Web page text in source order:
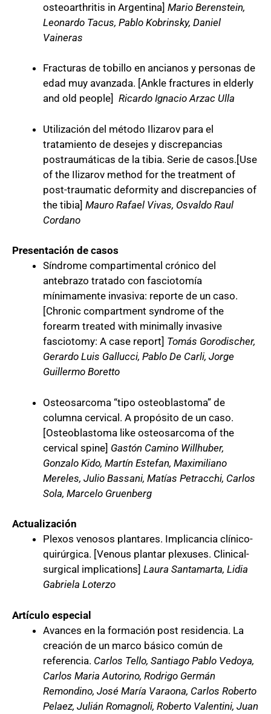
osteoarthritis in Argentina] Mario Berenstein,
Leonardo Tacus, Pablo Kobrinsky, Daniel
Vaineras
Fracturas de tobillo en ancianos y personas de
edad muy avanzada. [Ankle fractures in elderly
and old people] Ricardo Ignacio Arzac Ulla
Utilización del método Ilizarov para el
tratamiento de desejes y discrepancias
postraumáticas de la tibia. Serie de casos.[Use
of the Ilizarov method for the treatment of
post-traumatic deformity and discrepancies of
the tibia] Mauro Rafael Vivas, Osvaldo Raul
Cordano
Presentación de casos
Síndrome compartimental crónico del
antebrazo tratado con fasciotomía
mínimamente invasiva: reporte de un caso.
[Chronic compartment syndrome of the
forearm treated with minimally invasive
fasciotomy: A case report] Tomás Gorodischer,
Gerardo Luis Gallucci, Pablo De Carli, Jorge
Guillermo Boretto
Osteosarcoma “tipo osteoblastoma” de
columna cervical. A propósito de un caso.
[Osteoblastoma like osteosarcoma of the
cervical spine] Gastón Camino Willhuber,
Gonzalo Kido, Martín Estefan, Maximiliano
Mereles, Julio Bassani, Matías Petracchi, Carlos
Sola, Marcelo Gruenberg
Actualización
Plexos venosos plantares. Implicancia clínico-
quirúrgica. [Venous plantar plexuses. Clinical-
surgical implications] Laura Santamarta, Lidia
Gabriela Loterzo
Artículo especial
Avances en la formación post residencia. La
creación de un marco básico común de
referencia. Carlos Tello, Santiago Pablo Vedoya,
Carlos Maria Autorino, Rodrigo Germán
Remondino, José María Varaona, Carlos Roberto
Pelaez, Julián Romagnoli, Roberto Valentini, Juan